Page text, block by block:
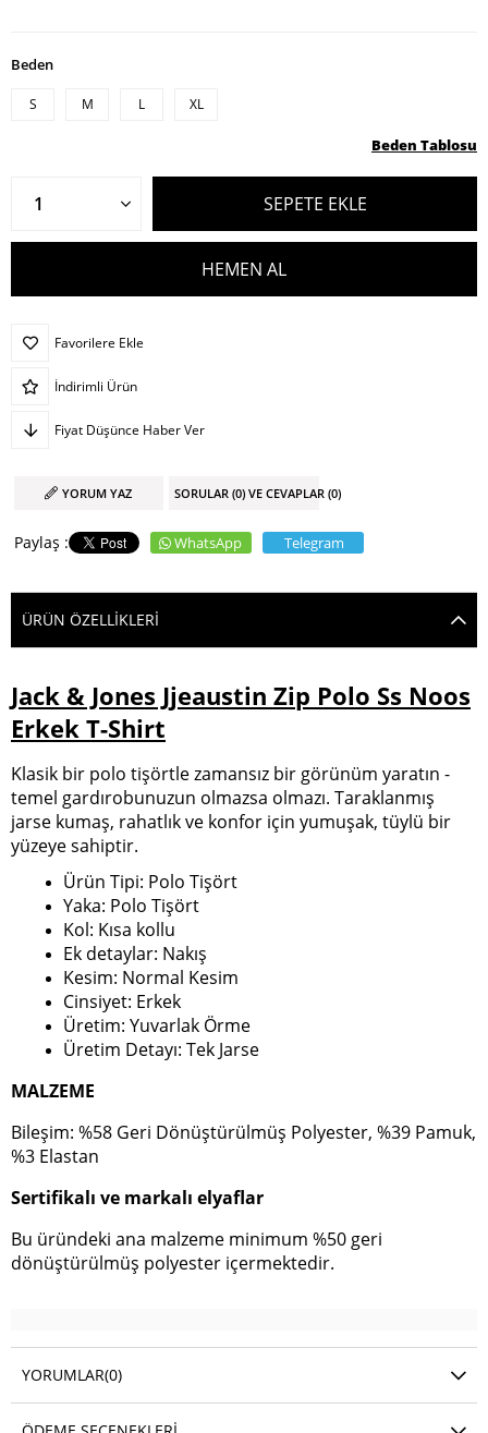
Beden
S M L XL
Beden Tablosu
Favorilere Ekle
İndirimli Ürün
Fiyat Düşünce Haber Ver
YORUM YAZ SORULAR (0) VE CEVAPLAR (0)
WhatsApp Telegram
ÜRÜN ÖZELLIKLERI
Jack & Jones Jjeaustin Zip Polo Ss Noos
Erkek T-Shirt
Klasik bir polo tişörtle zamansız bir görünüm yaratın -
temel gardırobunuzun olmazsa olmazı. Taraklanmış
jarse kumaş, rahatlık ve konfor için yumuşak, tüylü bir
yüzeye sahiptir.
Ürün Tipi: Polo Tişört
Yaka: Polo Tişört
Kol: Kısa kollu
Ek detaylar: Nakış
Kesim: Normal Kesim
Cinsiyet: Erkek
Üretim: Yuvarlak Örme
Üretim Detayı: Tek Jarse
MALZEME
Bileşim: %58 Geri Dönüştürülmüş Polyester, %39 Pamuk,
%3 Elastan
Sertifikalı ve markalı elyaflar
Bu üründeki ana malzeme minimum %50 geri
dönüştürülmüş polyester içermektedir.
YORUMLAR(0)